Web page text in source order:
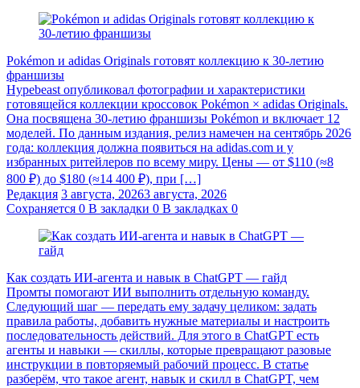
Pokémon и adidas Originals готовят коллекцию к 30-летию
франшизы
Hypebeast опубликовал фотографии и характеристики
готовящейся коллекции кроссовок Pokémon × adidas Originals.
Она посвящена 30-летию франшизы Pokémon и включает 12
моделей. По данным издания, релиз намечен на сентябрь 2026
года: коллекция должна появиться на adidas.com и у
избранных ритейлеров по всему миру. Цены — от $110 (≈8
800 ₽) до $180 (≈14 400 ₽), при […]
Редакция 3 августа, 20263 августа, 2026
Сохраняется 0 В закладки 0 В закладках 0
Как создать ИИ-агента и навык в ChatGPT — гайд
Промты помогают ИИ выполнить отдельную команду.
Следующий шаг — передать ему задачу целиком: задать
правила работы, добавить нужные материалы и настроить
последовательность действий. Для этого в ChatGPT есть
агенты и навыки — скиллы, которые превращают разовые
инструкции в повторяемый рабочий процесс. В статье
разберём, что такое агент, навык и скилл в ChatGPT, чем